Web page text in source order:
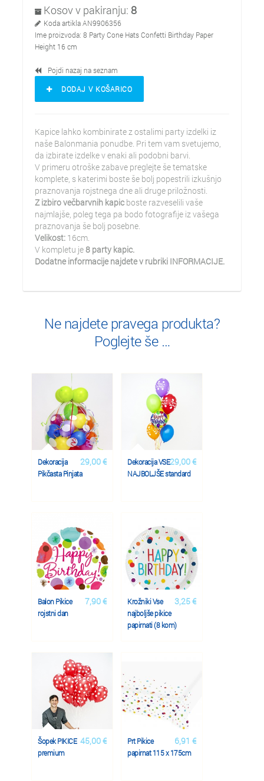
Kosov v pakiranju: 8
Koda artiklaAN9906356
Ime proizvoda: 8 Party Cone Hats Confetti Birthday Paper
Height 16 cm
Pojdi nazaj na seznam
DODAJ V KOŠARICO
Kapice lahko kombinirate z ostalimi party izdelki iz
naše Balonmania ponudbe. Pri tem vam svetujemo,
da izbirate izdelke v enaki ali podobni barvi.
V primeru otroške zabave preglejte še tematske
komplete, s katerimi boste še bolj popestrili izkušnjo
praznovanja rojstnega dne ali druge priložnosti.
Z izbiro večbarvnih kapic boste razveselili vaše
najmlajše, poleg tega pa bodo fotografije iz vašega
praznovanja še bolj posebne.
Velikost: 16cm.
V kompletu je8 party kapic.
Dodatne informacije najdete v rubriki INFORMACIJE.
Ne najdete pravega produkta?
Poglejte še …
29,00 €
Dekoracija
Pikčasta Pinjata
29,00 €
Dekoracija VSE
NAJBOLJŠE standard
7,90 €
Balon Pikice
rojstni dan
3,25 €
Krožniki Vse
najboljše pikice
papirnati (8 kom)
45,00 €
Šopek PIKICE
premium
6,91 €
Prt Pikice
papirnat 115 x 175cm